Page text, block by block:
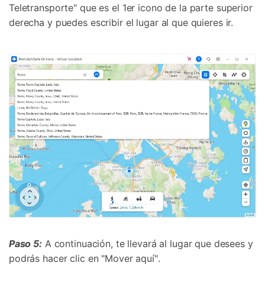
Teletransporte" que es el 1er icono de la parte superior
derecha y puedes escribir el lugar al que quieres ir.󠀲󠀩󠀠󠀤󠀥󠀤󠀡󠀡󠀳
󠀰Paso 5: A continuación, te llevará al lugar que desees y
podrás hacer clic en "Mover aquí"󠀲󠀩󠀠󠀤󠀥󠀤󠀡󠀣󠀳.